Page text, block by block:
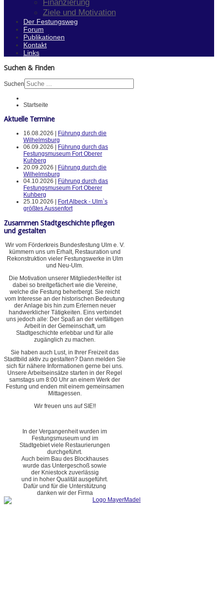
Finanzierung
Ziele und Motivation
Der Festungsweg
Forum
Publikationen
Kontakt
Links
Suchen & Finden
Suchen
Startseite
Aktuelle Termine
16.08.2026 |
Führung durch die
Wilhelmsburg
06.09.2026 |
Führung durch das
Festungsmuseum Fort Oberer
Kuhberg
20.09.2026 |
Führung durch die
Wilhelmsburg
04.10.2026 |
Führung durch das
Festungsmuseum Fort Oberer
Kuhberg
25.10.2026 |
Fort Albeck - Ulm`s
größtes Aussenfort
Zusammen Stadtgeschichte pflegen
und gestalten
Wir vom Förderkreis Bundesfestung Ulm e. V.
kümmern uns um Erhalt, Restauration und
Rekonstruktion vieler Festungswerke in Ulm
und Neu-Ulm.
Die Motivation unserer Mitglieder/Helfer ist
dabei so breitgefächert wie die Vereine,
welche die Festung beherbergt. Sie reicht
vom Interesse an der historischen Bedeutung
der Anlage bis hin zum Erlernen neuer
handwerklicher Tätigkeiten. Eins verbindet
uns jedoch alle: Der Spaß an der vielfältigen
Arbeit in der Gemeinschaft, um
Stadtgeschichte erlebbar und für alle
zugänglich zu machen.
Sie haben auch Lust, in Ihrer Freizeit das
Stadtbild aktiv zu gestalten? Dann melden Sie
sich für nähere Informationen gerne bei uns.
Unsere Arbeitseinsätze starten in der Regel
samstags um 8:00 Uhr an einem Werk der
Festung und enden mit einem gemeinsamen
Mittagessen.
Wir freuen uns auf SIE!!
In der Vergangenheit wurden im
Festungsmuseum und im
Stadtgebiet viele Restaurierungen
durchgeführt.
Auch beim Bau des Blockhauses
wurde das Untergeschoß sowie
der Kniestock zuverlässig
und in hoher Qualität ausgeführt.
Dafür und für die Unterstützung
danken wir der Firma